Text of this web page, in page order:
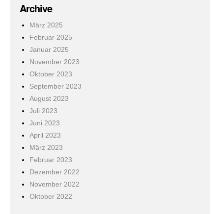
Archive
März 2025
Februar 2025
Januar 2025
November 2023
Oktober 2023
September 2023
August 2023
Juli 2023
Juni 2023
April 2023
März 2023
Februar 2023
Dezember 2022
November 2022
Oktober 2022